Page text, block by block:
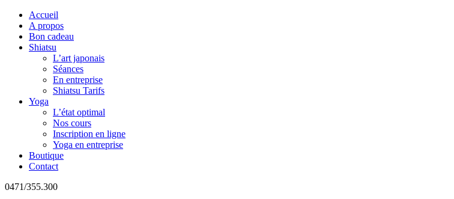
Accueil
A propos
Bon cadeau
Shiatsu
L’art japonais
Séances
En entreprise
Shiatsu Tarifs
Yoga
L’état optimal
Nos cours
Inscription en ligne
Yoga en entreprise
Boutique
Contact
0471/355.300